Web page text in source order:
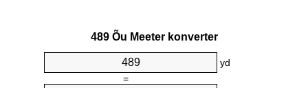
489 Õu Meeter konverter
yd
=